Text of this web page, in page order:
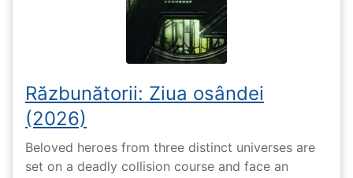
Răzbunătorii: Ziua osândei
(2026)
Beloved heroes from three distinct universes are
set on a deadly collision course and face an